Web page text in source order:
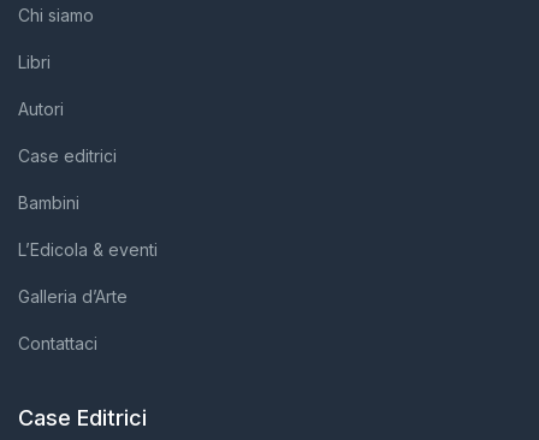
Chi siamo
Libri
Autori
Case editrici
Bambini
L’Edicola & eventi
Galleria d’Arte
Contattaci
Case Editrici